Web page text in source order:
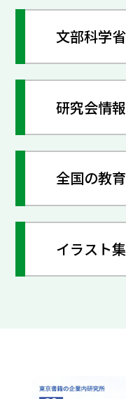
文部科学
研究会情報
全国の教
イラスト集